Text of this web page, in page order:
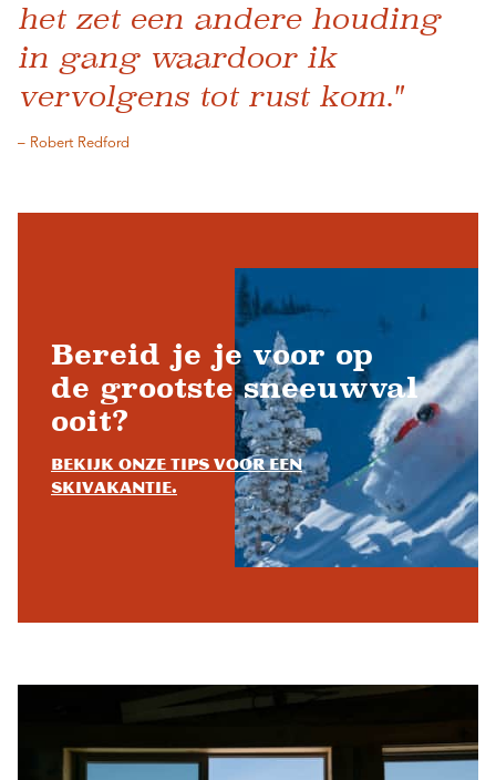
het zet een andere houding
in gang waardoor ik
vervolgens tot rust kom."
– Robert Redford
Bereid je je voor op
de grootste sneeuwval
ooit?
Bekijk onze tips voor een
skivakantie.